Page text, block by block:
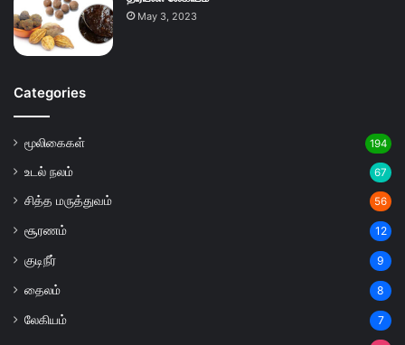
May 3, 2023
Categories
மூலிகைகள் 194
உடல் நலம் 67
சித்த மருத்துவம் 56
சூரணம் 12
குடிநீர் 9
தைலம் 8
லேகியம் 7